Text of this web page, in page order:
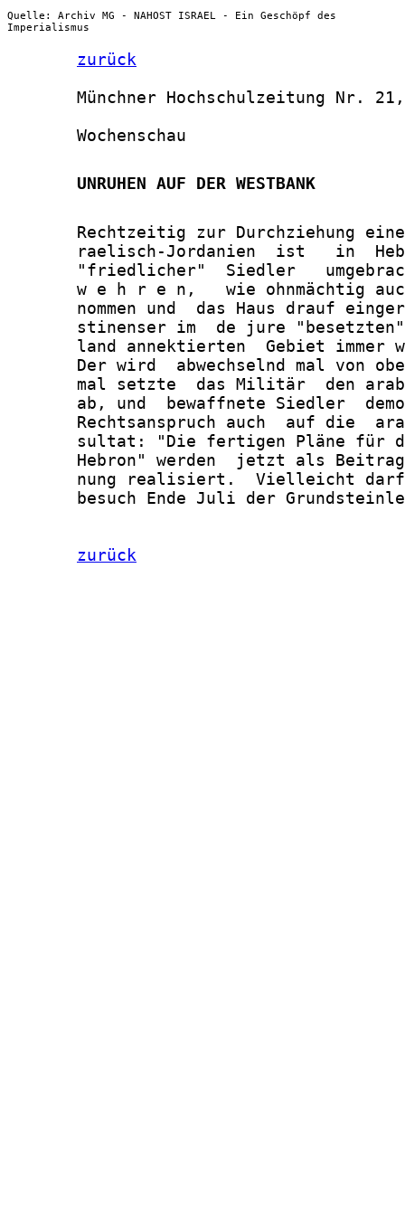
Quelle: Archiv MG - NAHOST ISRAEL - Ein Geschöpf des
Imperialismus
zurück
Münchner Hochschulzeitung Nr.
       Wochenschau
       UNRUHEN AUF DER WESTBANK
Rechtzeitig zur Durchziehung
raelisch-Jordanien  ist   in
"friedlicher"  Siedler
w e h r e n,   wie ohnmächtig
nommen und  das Haus drauf
stinenser im  de jure
land annektierten  Gebiet immer
Der wird  abwechselnd mal von
mal setzte  das Militär  den
ab, und  bewaffnete Siedler
Rechtsanspruch auch  auf die
sultat: "Die fertigen Pläne für
Hebron" werden  jetzt als
nung realisiert.  Vielleicht
besuch Ende Juli der
zurück